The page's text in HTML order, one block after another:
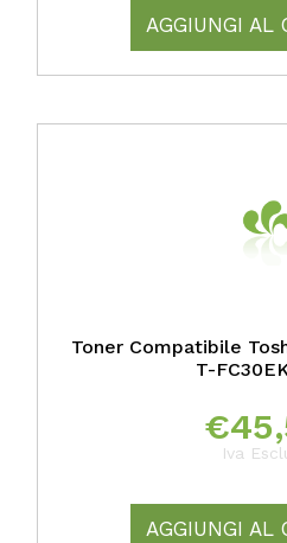
AGGIUNGI AL
Toner Compatibile
T-
€
Iva
AGGIUNGI AL